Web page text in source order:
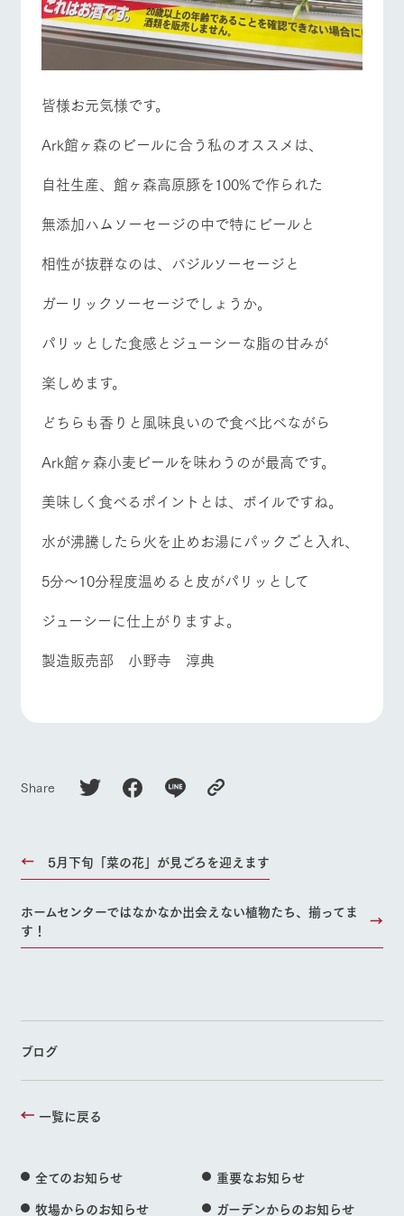
お問い合
わせ・資
料請求
牧場内を巡る周
遊バスのご案内
個人情報取扱いについて
営業時間・料金 交通アクセス
よくあるご質問
団体のお客様へ
ペットをお連れの
お客様へ
皆様お元気様です。
Ark館ヶ森のビールに合う私のオススメは、
自社生産、館ヶ森高原豚を100%で作られた
無添加ハムソーセージの中で特にビールと
相性が抜群なのは、バジルソーセージと
ガーリックソーセージでしょうか。
パリッとした食感とジューシーな脂の甘みが
楽しめます。
どちらも香りと風味良いので食べ比べながら
Ark館ヶ森小麦ビールを味わうのが最高です。
美味しく食べるポイントとは、ボイルですね。
水が沸騰したら火を止めお湯にパックごと入れ、
5分〜10分程度温めると皮がパリッとして
ジューシーに仕上がりますよ。
製造販売部 小野寺 淳典
Share
5月下旬「菜の花」が見ごろを迎えます
ホームセンターではなかなか出会えない植物たち、揃ってま
す！
ブログ
一覧に戻る
全てのお知らせ
重要なお知らせ
牧場からのお知らせ
ガーデンからのお知らせ